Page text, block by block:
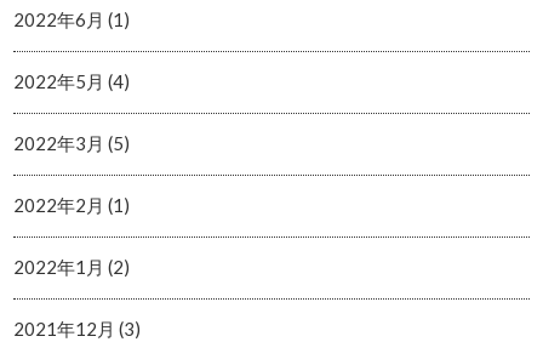
2022年6月 (1)
2022年5月 (4)
2022年3月 (5)
2022年2月 (1)
2022年1月 (2)
2021年12月 (3)